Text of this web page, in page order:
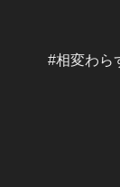
#相変わら